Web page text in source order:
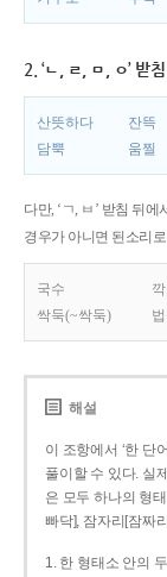
2. ‘ㄴ, ㄹ, ㅁ, ㅇ’ 받
산뜻하다 잔뜩
담뿍
움찔
다만, ‘ㄱ, ㅂ’ 받침 뒤
경우가 아니면 된소리
국수
싹둑(~싹둑)
해설
이 조항에서 ‘한 단
풀이할 수 있다. 실
은 모두 하나의 형
빠닥], 잠자리[잠짜
1. 한 형태소 안의